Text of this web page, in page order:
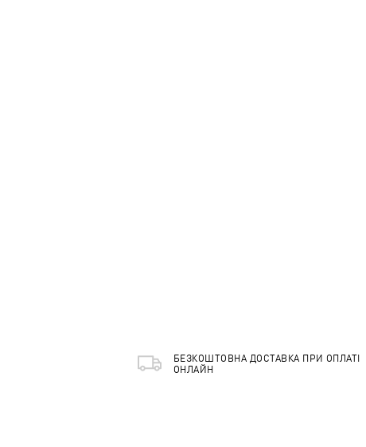
БЕЗКОШТОВНА ДОСТАВКА ПРИ ОПЛАТІ
ОНЛАЙН